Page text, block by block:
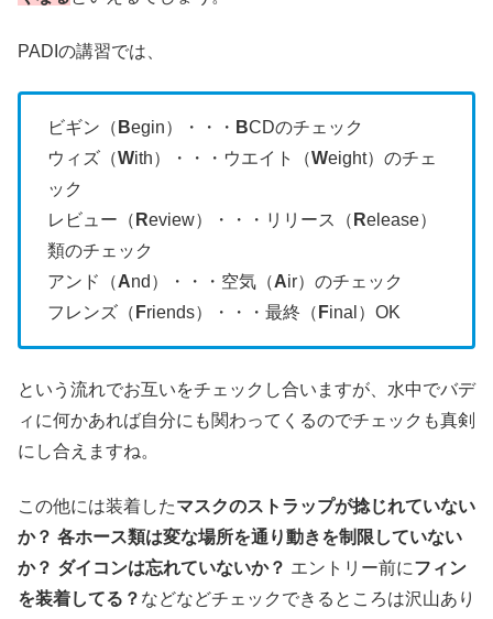
PADIの講習では、
ビギン（ Begin）・・・ BCDのチェック
ウィズ（With）・・・ウエイト（Weight）のチェ
ック
レビュー（ Review）・・・リリース（ Release）
類のチェック
アンド（And）・・・空気（Air）のチェック
フレンズ（ Friends）・・・最終（ Final）OK
という流れでお互いをチェックし合いますが、水中でバデ
ィに何かあれば自分にも関わってくるのでチェックも真剣
にし合えますね。
この他には装着したマスクのストラップが捻じれていない
か？ 各ホース類は変な場所を通り動きを制限していない
か？ ダイコンは忘れていないか？ エントリー前にフィン
を装着してる？ などなどチェックできるところは沢山あり